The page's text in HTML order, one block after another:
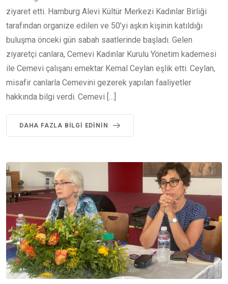
ziyaret etti. Hamburg Alevi Kültür Merkezi Kadınlar Birliği
tarafından organize edilen ve 50’yi aşkın kişinin katıldığı
buluşma önceki gün sabah saatlerinde başladı. Gelen
ziyaretçi canlara, Cemevi Kadınlar Kurulu Yönetim kademesi
ile Cemevi çalışanı emektar Kemal Ceylan eşlik etti. Ceylan,
misafir canlarla Cemevini gezerek yapılan faaliyetler
hakkında bilgi verdi. Cemevi […]
DAHA FAZLA BILGI EDININ